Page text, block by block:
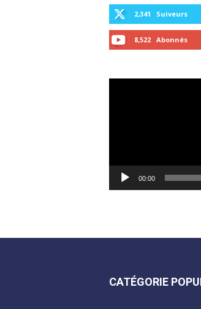
2,341 Suiveurs
8,522 Abonnés
00:00
CATÉGORIE